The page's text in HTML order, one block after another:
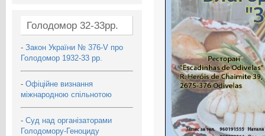
Голодомор 32-33рр.
- Закон України № 376-V про
Голодомор 1932-33 рр.
- Офіційне визнання
міжнародною спільнотою
- Суд над організаторами
Голодомору-Геноциду